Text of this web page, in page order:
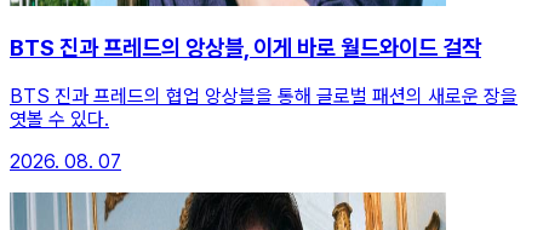
BTS 진과 프레드의 앙상블, 이게 바로 월드와이드 걸작
BTS 진과 프레드의 협업 앙상블을 통해 글로벌 패션의 새로운 장을
엿볼 수 있다.
2026. 08. 07